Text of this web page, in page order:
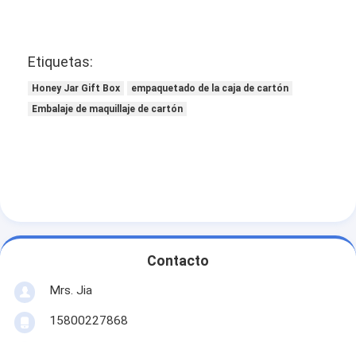
Etiquetas:
Honey Jar Gift Box
empaquetado de la caja de cartón
Embalaje de maquillaje de cartón
Contacto
Mrs. Jia
15800227868